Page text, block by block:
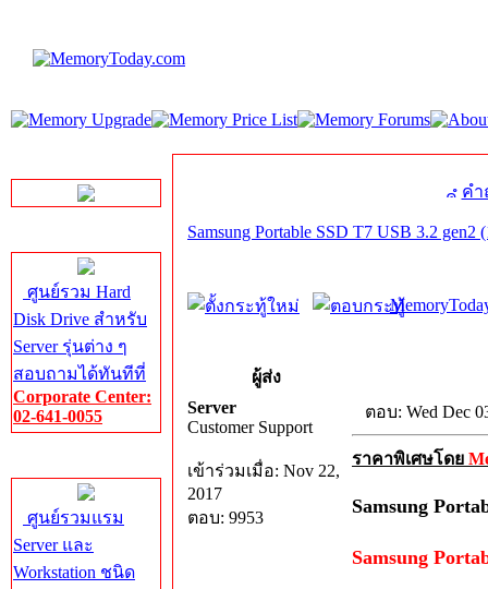
ศูนย์รวม Hard
Disk Drive สำหรับ
Server รุ่นต่าง ๆ
สอบถามได้ทันทีที่
Corporate Center:
02-641-0055
ศูนย์รวมแรม
Server และ
Workstation ชนิด
คำ
Samsung Portable SSD T7 USB 3.2 gen2
ผู้ส่ง
Server
Customer Support
เข้าร่วมเมื่อ: Nov 22,
2017
ตอบ: 9953
ตอบ: Wed Dec
ราคาพิเศษโดย
Samsung
Samsung